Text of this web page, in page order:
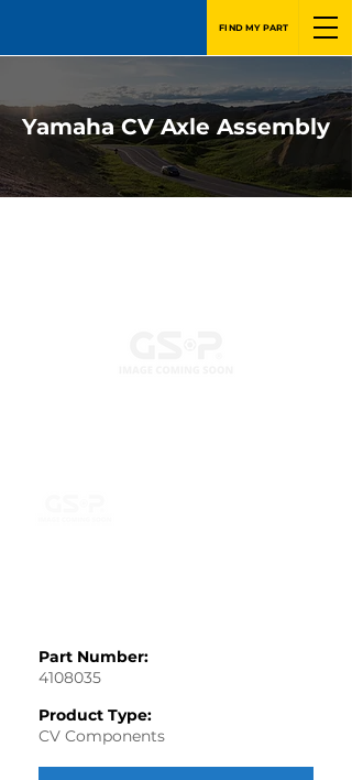
FIND MY PART
Yamaha CV Axle Assembly
Part Number:
4108035
Product Type:
CV Components